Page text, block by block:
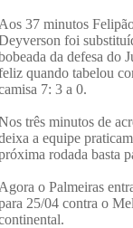
Aos 37 minutos
foi
da defesa do
quando tabelou
7: 3 a 0.
três minutos de
a equipe
rodada basta
Agora o Palmeiras
25/04 contra o